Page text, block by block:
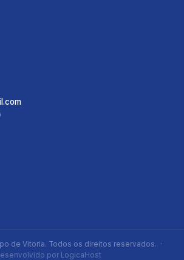
de Vitoria. Todos os direitos reservados. ·
por LogicaHost